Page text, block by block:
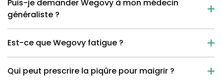
Puis-je demander Wegovy à mon médecin
généraliste ?
Est-ce que Wegovy fatigue ?
Qui peut prescrire la piqûre pour maigrir ?